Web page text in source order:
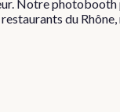
Notre
du